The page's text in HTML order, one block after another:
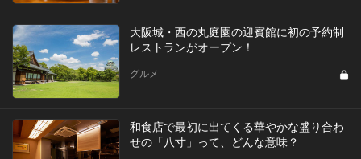
大阪城・西の丸庭園の迎賓館に初の予約制
レストランがオープン！
グルメ
和食店で最初に出てくる華やかな盛り合わ
せの「八寸」って、どんな意味？